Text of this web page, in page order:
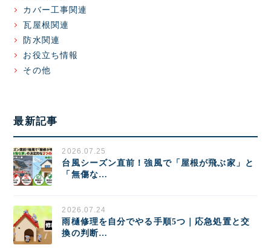
カバー工事関連
瓦屋根関連
防水関連
お役立ち情報
その他
最新記事
2026.07.25
台風シーズン直前！強風で「屋根が飛ぶ家」と
「無傷な…
2026.07.24
雨樋修理を自分でやる手順5つ｜応急処置と交
換の判断…